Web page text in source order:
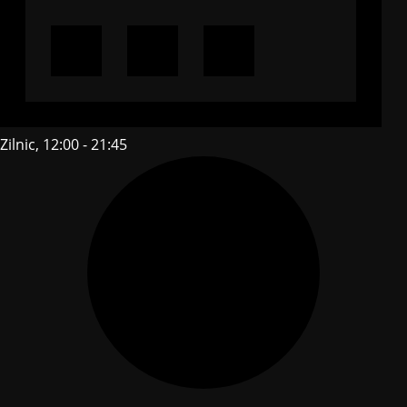
Zilnic, 12:00 - 21:45